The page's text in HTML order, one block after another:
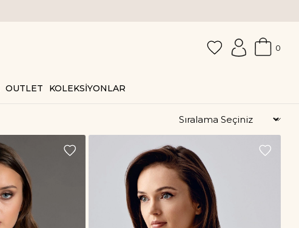
0
OUTLET KOLEKSİYONLAR